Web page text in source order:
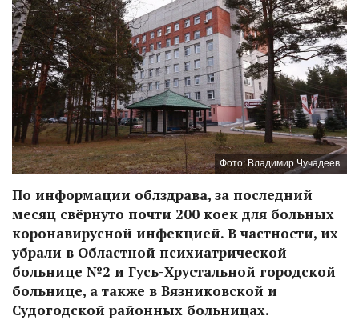
Фото: Владимир Чучадеев.
По информации облздрава, за последний
месяц свёрнуто почти 200 коек для больных
коронавирусной инфекцией. В частности, их
убрали в Областной психиатрической
больнице №2 и Гусь-Хрустальной городской
больнице, а также в Вязниковской и
Судогодской районных больницах.